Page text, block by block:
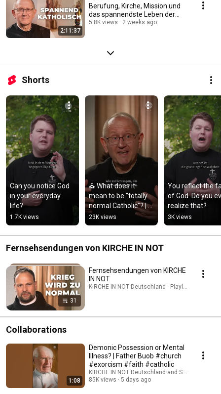
2:11:37
Berufung, Kirche, Mission und
das spannendste Leben der
Welt #katholisch
5.8K views 2 weeks ago
Shorts
Can you notice God
in your everyday
life?
1.7K views
⛪ What does it
mean to be "totally
normal Catholic"? |
Father Karl Wallner
23K views
You reflect the
of God. Do you
realize that?
3K views
Fernsehsendungen von KIRCHE IN NOT
31
Fernsehsendungen von KIRCHE
IN NOT
KIRCHE IN NOT Deutschland · Playlist
Collaborations
1:08
Demonic Possession or Mental
Illness? | Father Buob #church
#exorcism #faith #catholic
KIRCHE IN NOT Deutschland and St. Ulrich
85K views
5 days ago